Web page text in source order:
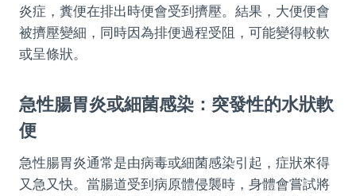
炎症，糞便在排出時便會受到擠壓。結果，大便便會
被擠壓變細，同時因為排便過程受阻，可能變得較軟
或呈條狀。
急性腸胃炎或細菌感染：突發性的水狀軟
便
急性腸胃炎通常是由病毒或細菌感染引起，症狀來得
又急又快。當腸道受到病原體侵襲時，身體會嘗試將